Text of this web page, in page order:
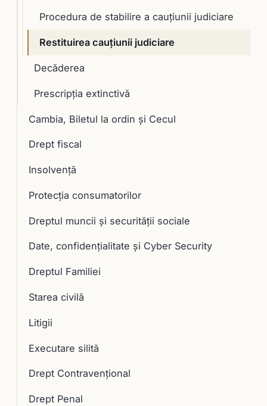
Procedura de stabilire a cauţiunii judiciare
Restituirea cauţiunii judiciare
Decăderea
Prescripţia extinctivă
Cambia, Biletul la ordin și Cecul
Drept fiscal
Insolvență
Protecția consumatorilor
Dreptul muncii și securității sociale
Date, confidențialitate și Cyber Security
Dreptul Familiei
Starea civilă
Litigii
Executare silită
Drept Contravențional
Drept Penal